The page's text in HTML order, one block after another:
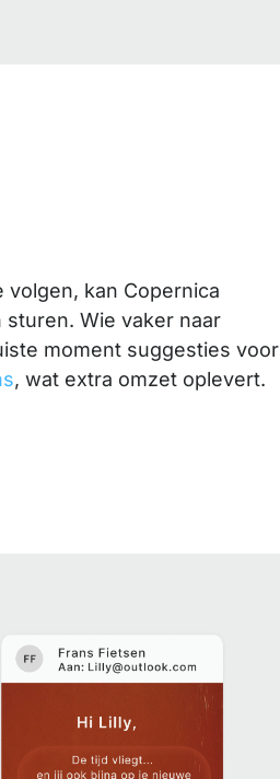
volgen, kan Copernica
Wie vaker naar
moment suggesties voor
, wat extra omzet oplevert.